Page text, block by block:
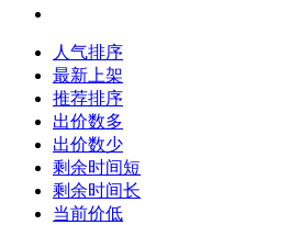
人气排序
最新上架
推荐排序
出价数多
出价数少
剩余时间短
剩余时间长
当前价低